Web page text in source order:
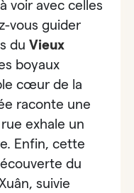
voir avec celles
vous guider
duVieux
boyaux
cœur de la
raconte une
exhale un
Enfin, cette
du
suivie